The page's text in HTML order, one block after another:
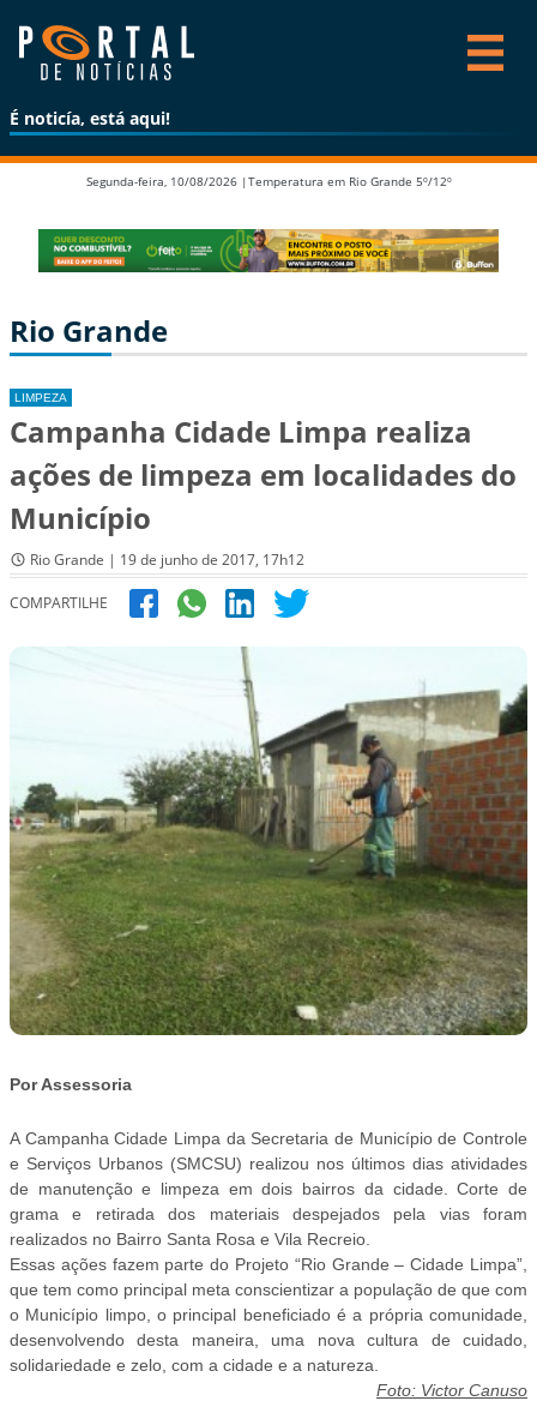
É noticía, está aqui!
Segunda-feira, 10/08/2026 | Temperatura em Rio Grande 5º/12º
Rio Grande
LIMPEZA
Campanha Cidade Limpa realiza
ações de limpeza em localidades do
Município
Rio Grande | 19 de junho de 2017, 17h12
COMPARTILHE
Por Assessoria
A Campanha Cidade Limpa da Secretaria de Município de Controle
e Serviços Urbanos (SMCSU) realizou nos últimos dias atividades
de manutenção e limpeza em dois bairros da cidade. Corte de
grama e retirada dos materiais despejados pela vias foram
realizados no Bairro Santa Rosa e Vila Recreio.
Essas ações fazem parte do Projeto “Rio Grande – Cidade Limpa”,
que tem como principal meta conscientizar a população de que com
o Município limpo, o principal beneficiado é a própria comunidade,
desenvolvendo desta maneira, uma nova cultura de cuidado,
solidariedade e zelo, com a cidade e a natureza.
Foto: Victor Canuso